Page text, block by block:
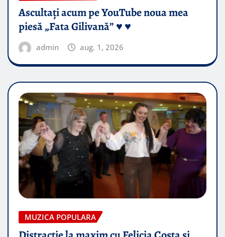
Ascultați acum pe YouTube noua mea
piesă „Fata Gilivană” ♥️ ♥️
admin aug. 1, 2026
MUZICA POPULARA